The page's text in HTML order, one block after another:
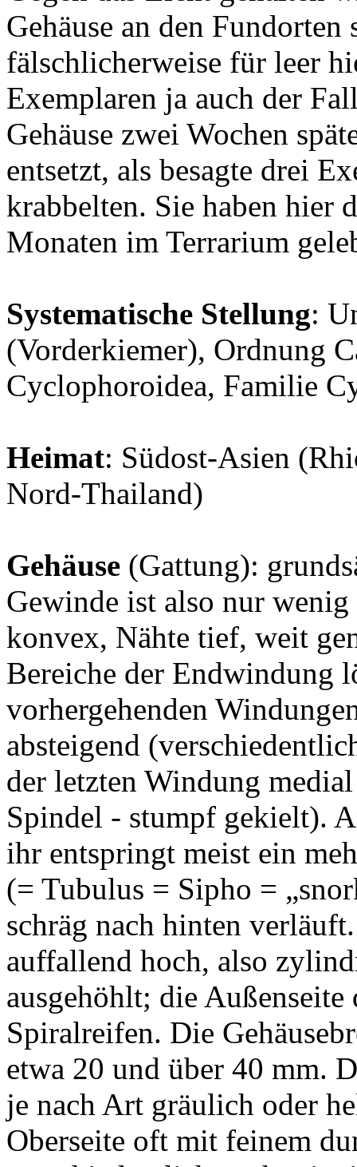
Gehäuse an den
fälschlicherweise für leer
Exemplaren ja auch der
Gehäuse zwei Wochen
entsetzt, als besagte drei
krabbelten. Sie haben hier
Monaten im Terrarium
Systematische Stellung:
(Vorderkiemer), Ordnung
Cyclophoroidea, Familie
Heimat: Südost-Asien
Nord-Thailand)
Gehäuse (Gattung):
Gewinde ist also nur
konvex, Nähte tief, weit
Bereiche der Endwindung
vorhergehenden
absteigend
der letzten Windung
Spindel - stumpf gekielt).
ihr entspringt meist ein
(= Tubulus = Sipho =
schräg nach hinten
auffallend hoch, also
ausgehöhlt; die
Spiralreifen. Die
etwa 20 und über 40 mm.
je nach Art gräulich oder
Oberseite oft mit feinem